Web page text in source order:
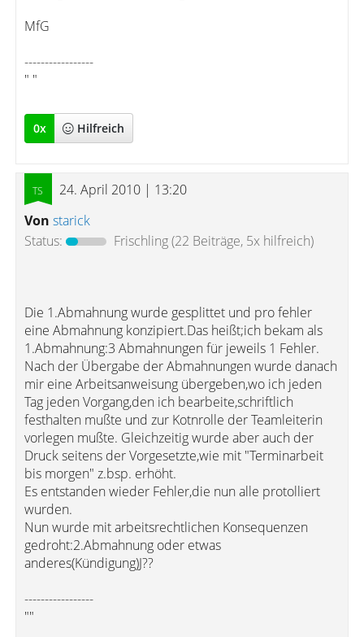
MfG
-----------------
" "
0x Hilfreich
24. April 2010 | 13:20
Von starick
Status:
Frischling(22 Beiträge, 5x hilfreich)
Die 1.Abmahnung wurde gesplittet und pro fehler
eine Abmahnung konzipiert.Das heißt;ich bekam als
1.Abmahnung:3 Abmahnungen für jeweils 1 Fehler.
Nach der Übergabe der Abmahnungen wurde danach
mir eine Arbeitsanweisung übergeben,wo ich jeden
Tag jeden Vorgang,den ich bearbeite,schriftlich
festhalten mußte und zur Kotnrolle der Teamleiterin
vorlegen mußte. Gleichzeitig wurde aber auch der
Druck seitens der Vorgesetzte,wie mit "Terminarbeit
bis morgen" z.bsp. erhöht.
Es entstanden wieder Fehler,die nun alle protolliert
wurden.
Nun wurde mit arbeitsrechtlichen Konsequenzen
gedroht:2.Abmahnung oder etwas
anderes(Kündigung)J??
-----------------
""